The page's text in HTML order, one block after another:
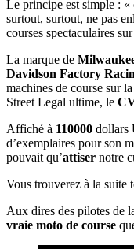
Le principe est simple : «
surtout, surtout, ne pas
courses spectaculaires
La marque de
Davidson Factory
machines de course sur
Street Legal ultime, le
Affiché à 110000 dollars
d’exemplaires pour son
pouvait qu’attiser notre
Vous trouverez à la suite
Aux dires des pilotes de
vraie moto de course